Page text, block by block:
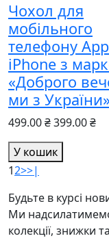
Чохол для
мобільного
телефону
iPhone з
«Доброго
ми з України»
499.00 ₴399.00 ₴
У кошик
12>>|
Будьте в курсі
Ми
колекції, знижки